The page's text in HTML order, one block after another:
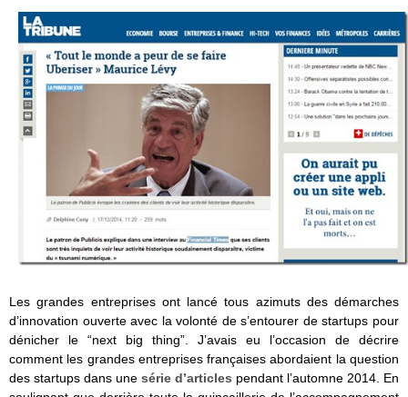
Les grandes entreprises ont lancé tous azimuts des démarches
d’innovation ouverte avec la volonté de s’entourer de startups pour
dénicher le “next big thing”. J’avais eu l’occasion de décrire
comment les grandes entreprises françaises abordaient la question
des startups dans une série d’articles pendant l’automne 2014. En